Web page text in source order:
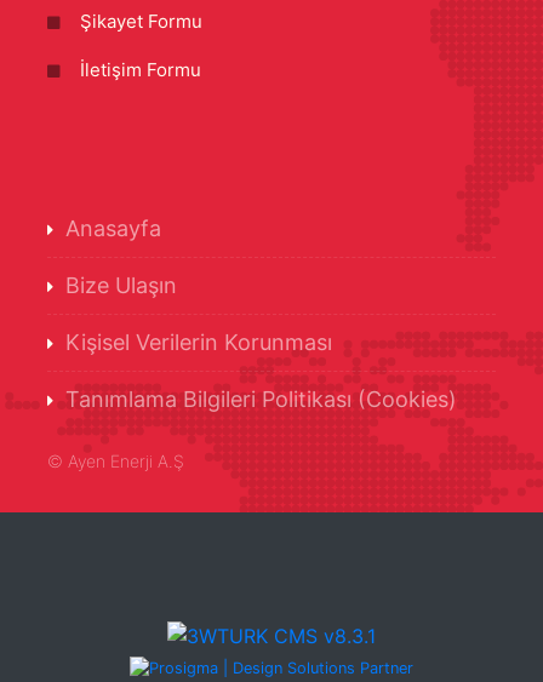
Şikayet Formu
İletişim Formu
Anasayfa
Bize Ulaşın
Kişisel Verilerin Korunması
Tanımlama Bilgileri Politikası (Cookies)
© Ayen Enerji A.Ş